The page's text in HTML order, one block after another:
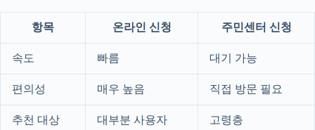
항목 온라인 신청 주민센터 신청
속도 빠름 대기 가능
편의성 매우 높음 직접 방문 필요
추천 대상 대부분 사용자 고령층